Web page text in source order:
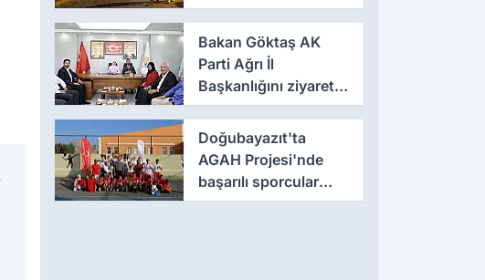
kaybetti
Bakan Göktaş AK
Parti Ağrı İl
Başkanlığını ziyaret
etti
Doğubayazıt'ta
AGAH Projesi'nde
başarılı sporcular
ödüllendirildi